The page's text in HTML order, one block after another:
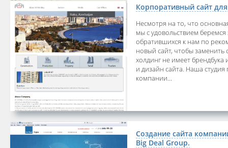
Корпоративный сайт
Несмотря на то, что
мы с удовольствием
обратившихся к нам по
новый сайт, чтобы
холдинг не имеет
и дизайн сайта. Наша
компании...
Создание сайта
Big Deal Group.